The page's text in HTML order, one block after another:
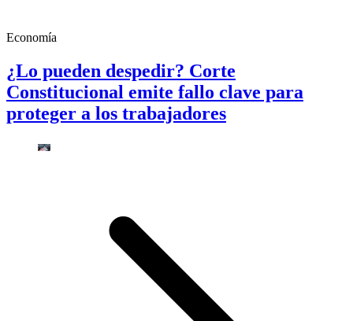
Economía
¿Lo pueden despedir? Corte
Constitucional emite fallo clave para
proteger a los trabajadores